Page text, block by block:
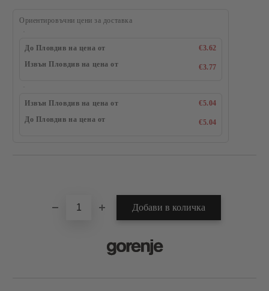
Ориентировъчни цени за доставка
До Пловдив на цена от
€3.62
Извън Пловдив на цена от
€3.77
Извън Пловдив на цена от
€5.04
До Пловдив на цена от
€5.04